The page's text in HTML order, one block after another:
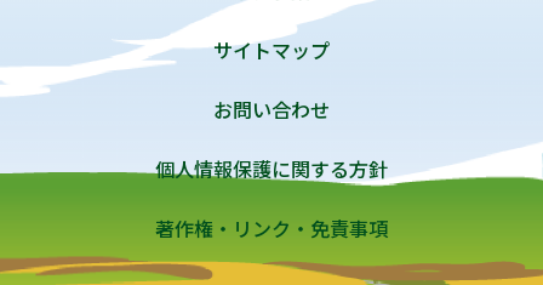
サイトマップ
お問い合わせ
個人情報保護に関する方針
著作権・リンク・免責事項